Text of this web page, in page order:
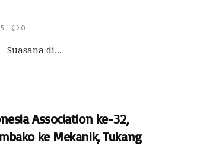
0
Suasana di...
Association ke-32,
ke Mekanik, Tukang